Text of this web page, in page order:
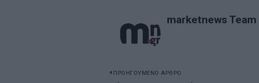
marketnews Team
ΠΡΟΗΓΟΥΜΕΝΟ ΑΡΘΡΟ